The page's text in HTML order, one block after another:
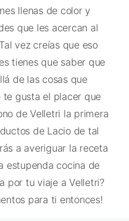
llenas de color y
que les acercan al
vez creías que eso
tienes que saber que
de las cosas que
te gusta el placer que
de Velletri la primera
de Lacio de tal
a averiguar la receta
estupenda cocina de
por tu viaje a Velletri?
para ti entonces!